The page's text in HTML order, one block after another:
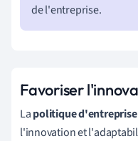
de l'entreprise.
Favoriser
Lapolitique d'entreprise
l'innovation et